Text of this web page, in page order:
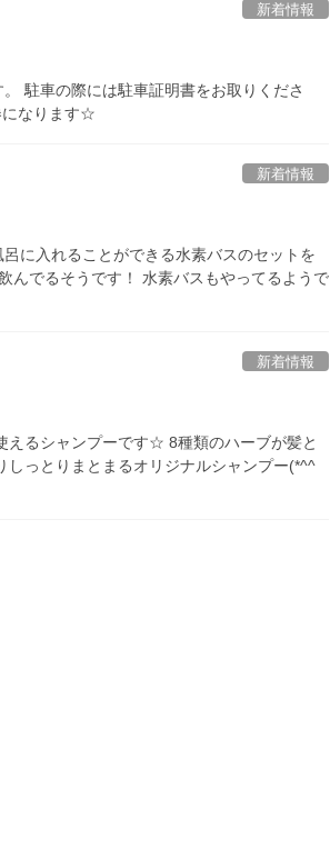
新着情報
駐車の際には駐車証明書をお取りくださ
になります☆
新着情報
に入れることができる水素バスのセットを
んでるそうです！ 水素バスもやってるようで
新着情報
えるシャンプーです☆ 8種類のハーブが髪と
っとりまとまるオリジナルシャンプー(*^^